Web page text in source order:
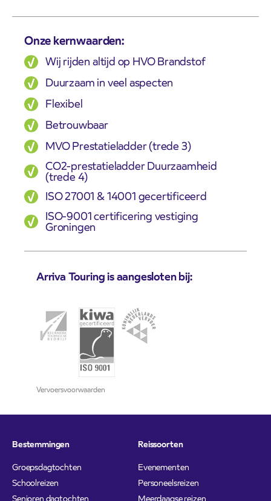
Onze kernwaarden:
Wij rijden altijd op HVO Brandstof
Duurzaam in veel aspecten
Flexibel
Betrouwbaar
MVO Prestatieladder (trede 3)
CO2-prestatieladder Duurzaamheid
(trede 4)
ISO 27001 & 14001 gecertificeerd
ISO-9001 certificering vestiging
Groningen
Arriva Touring is aangesloten bij:
Vervoersvoorwaarden
Bestemmingen
Groepsdagtochten
Schoolreizen
Senioren dagtochten
Reissoorten
Evenementen
Personeelsreizen
Meerdaagse reizen